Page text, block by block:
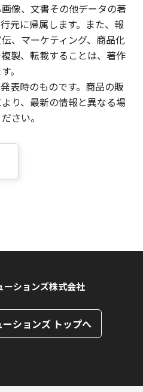
像、文書その他データの著
元に帰属します。また、報
、マーケティング、商品化
製、転載することは、著作
。
表時のものです。商品の販
り、最新の情報と異なる場
さい。
ーションズ株式会社
ションズ トップへ